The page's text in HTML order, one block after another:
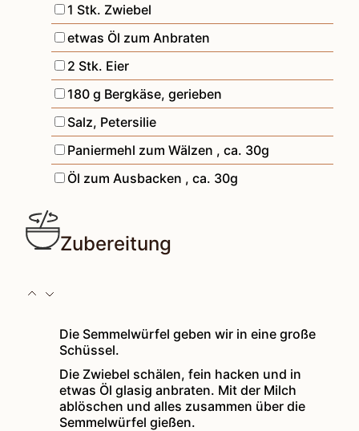
▢
1 Stk. Zwiebel
▢
etwas Öl zum Anbraten
▢
2 Stk. Eier
▢
180 g Bergkäse, gerieben
▢
Salz, Petersilie
▢
Paniermehl zum Wälzen ,ca. 30g
▢
Öl zum Ausbacken ,ca. 30g
Zubereitung
Die Semmelwürfel geben wir in eine große
Schüssel.
Die Zwiebel schälen, fein hacken und in
etwas Öl glasig anbraten. Mit der Milch
ablöschen und alles zusammen über die
Semmelwürfel gießen.